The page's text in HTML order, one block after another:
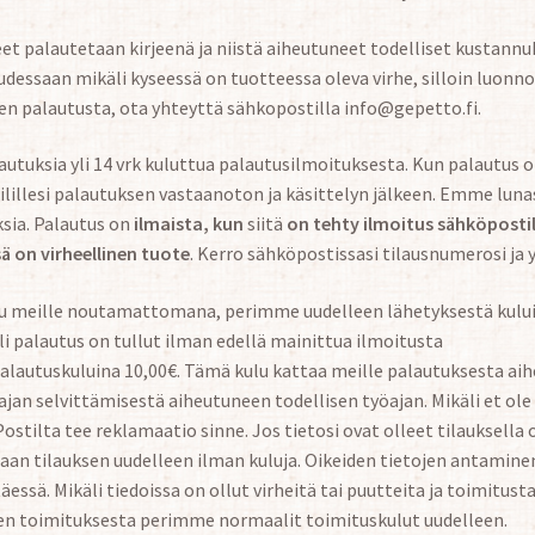
palautetaan kirjeenä ja niistä aiheutuneet todelliset
mikäli kyseessä on tuotteessa oleva virhe, silloin
palautusta, ota yhteyttä sähkopostilla info@gepetto.fi.
yli 14 vrk kuluttua palautusilmoituksesta. Kun palautus
palautuksen vastaanoton ja käsittelyn jälkeen. Emme
Palautus on ilmaista, kun siitä on tehty ilmoitus
on virheellinen tuote. Kerro sähköpostissasi tilausnumerosi ja
meille noutamattomana, perimme uudelleen lähetyksestä
palautus on tullut ilman edellä mainittua ilmoitusta
10,00€. Tämä kulu kattaa meille palautuksesta
selvittämisestä aiheutuneen todellisen työajan. Mikäli et
tee reklamaatio sinne. Jos tietosi ovat olleet tilauksella
tilauksen uudelleen ilman kuluja. Oikeiden tietojen
Mikäli tiedoissa on ollut virheitä tai puutteita ja
toimituksesta perimme normaalit toimituskulut uudelleen.